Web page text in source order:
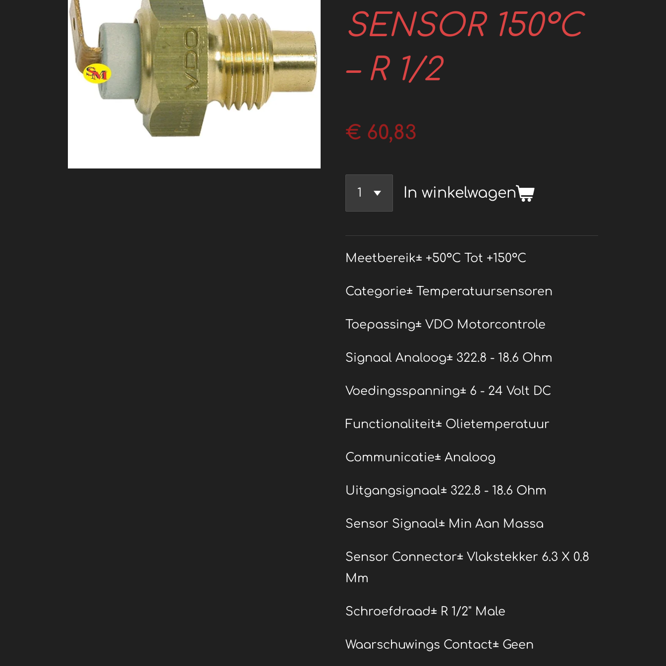
SENSOR 150°C
– R 1/2
€ 60,83
In winkelwagen
Meetbereik± +50°C Tot +150°C
Categorie± Temperatuursensoren
Toepassing± VDO Motorcontrole
Signaal Analoog± 322.8 - 18.6 Ohm
Voedingsspanning± 6 - 24 Volt DC
Functionaliteit± Olietemperatuur
Communicatie± Analoog
Uitgangsignaal± 322.8 - 18.6 Ohm
Sensor Signaal± Min Aan Massa
Sensor Connector± Vlakstekker 6.3 X 0.8
Mm
Schroefdraad± R 1/2" Male
Waarschuwings Contact± Geen